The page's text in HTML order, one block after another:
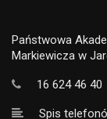
Państwowa
Markiewicza w
16 624 46 40
Spis